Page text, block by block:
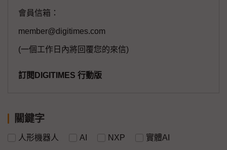
會員信箱：
member@digitimes.com
(一個工作日內將回覆您的來信)
訂閱DIGITIMES 行動版
關鍵字
人形機器人 AI NXP 實體AI